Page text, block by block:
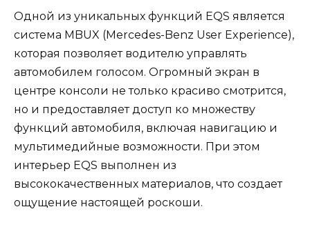
Одной из уникальных функций EQS является
система MBUX (Mercedes-Benz User Experience),
которая позволяет водителю управлять
автомобилем голосом. Огромный экран в
центре консоли не только красиво смотрится,
но и предоставляет доступ ко множеству
функций автомобиля, включая навигацию и
мультимедийные возможности. При этом
интерьер EQS выполнен из
высококачественных материалов, что создает
ощущение настоящей роскоши.